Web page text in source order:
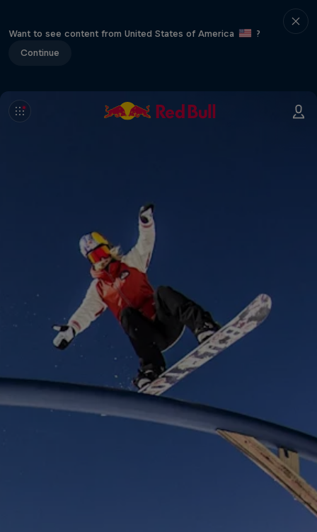
Want to see content from United States of America
?
Continue